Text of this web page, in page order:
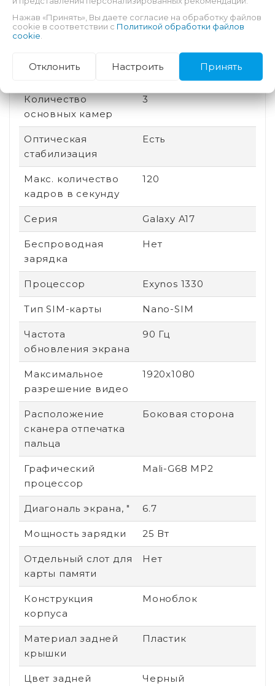
Дата выхода
Быстрая зарядка
процессора
Количество
основных камер
3
Оптическая
стабилизация
Есть
Макс. количество
кадров в секунду
120
Серия Galaxy A17
Беспроводная
зарядка
Нет
Процессор Exynos 1330
Тип SIM-карты Nano-SIM
Частота
обновления экрана
90 Гц
Максимальное
разрешение видео
1920x1080
Расположение
сканера отпечатка
пальца
Боковая сторона
Графический
процессор
Mali-G68 MP2
Диагональ экрана, " 6.7
Мощность зарядки 25 Вт
Отдельный слот для
карты памяти
Нет
Конструкция
корпуса
Моноблок
Материал задней
крышки
Пластик
Цвет задней
Черный
Нажав «Принять», Вы даете согласие на обработку файлов
cookie в соответствии с Политикой обработки файлов
cookie
Отклонить Настроить Принять